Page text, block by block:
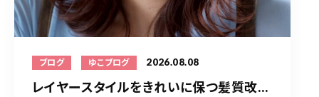
ブログ ゆこブログ 2026.08.08
レイヤースタイルをきれいに保つ髪質改...